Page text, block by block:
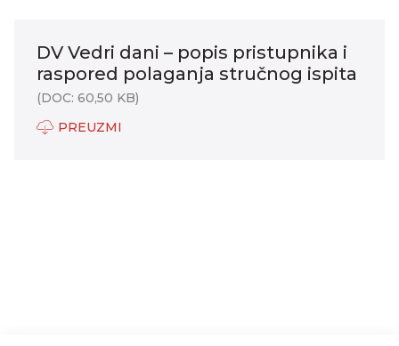
DV Vedri dani – popis pristupnika i
raspored polaganja stručnog ispita
(DOC: 60,50 KB)
PREUZMI